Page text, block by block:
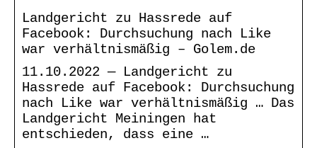
Landgericht zu Hassrede auf
Facebook: Durchsuchung nach Like
war verhältnismäßig – Golem.de
11.10.2022 — Landgericht zu
Hassrede auf Facebook: Durchsuchung
nach Like war verhältnismäßig … Das
Landgericht Meiningen hat
entschieden, dass eine …